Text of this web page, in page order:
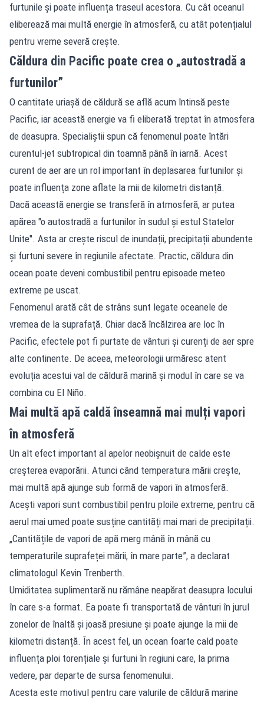
furtunile și poate influența traseul acestora. Cu cât oceanul
eliberează mai multă energie în atmosferă, cu atât potențialul
pentru vreme severă crește.
Căldura din Pacific poate crea o „autostradă a
furtunilor”
O cantitate uriașă de căldură se află acum întinsă peste
Pacific, iar această energie va fi eliberată treptat în atmosfera
de deasupra. Specialiștii spun că fenomenul poate întări
curentul-jet subtropical din toamnă până în iarnă. Acest
curent de aer are un rol important în deplasarea furtunilor și
poate influența zone aflate la mii de kilometri distanță.
Dacă această energie se transferă în atmosferă, ar putea
apărea "o autostradă a furtunilor în sudul și estul Statelor
Unite". Asta ar crește riscul de inundații, precipitații abundente
și furtuni severe în regiunile afectate. Practic, căldura din
ocean poate deveni combustibil pentru episoade meteo
extreme pe uscat.
Fenomenul arată cât de strâns sunt legate oceanele de
vremea de la suprafață. Chiar dacă încălzirea are loc în
Pacific, efectele pot fi purtate de vânturi și curenți de aer spre
alte continente. De aceea, meteorologii urmăresc atent
evoluția acestui val de căldură marină și modul în care se va
combina cu El Niño.
Mai multă apă caldă înseamnă mai mulți vapori
în atmosferă
Un alt efect important al apelor neobișnuit de calde este
creșterea evaporării. Atunci când temperatura mării crește,
mai multă apă ajunge sub formă de vapori în atmosferă.
Acești vapori sunt combustibil pentru ploile extreme, pentru că
aerul mai umed poate susține cantități mai mari de precipitații.
„Cantitățile de vapori de apă merg mână în mână cu
temperaturile suprafeței mării, în mare parte”, a declarat
climatologul Kevin Trenberth.
Umiditatea suplimentară nu rămâne neapărat deasupra locului
în care s-a format. Ea poate fi transportată de vânturi în jurul
zonelor de înaltă și joasă presiune și poate ajunge la mii de
kilometri distanță. În acest fel, un ocean foarte cald poate
influența ploi torențiale și furtuni în regiuni care, la prima
vedere, par departe de sursa fenomenului.
Acesta este motivul pentru care valurile de căldură marine